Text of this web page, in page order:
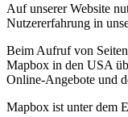
Auf unserer Website
Nutzererfahrung in
Beim Aufruf von
Mapbox in den USA
Online-Angebote und
Mapbox ist unter dem